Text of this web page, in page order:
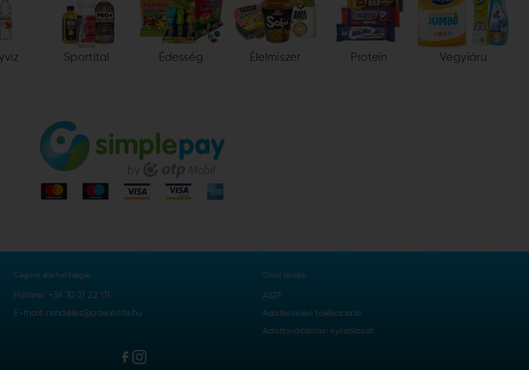
Sportital Édesség Élelmiszer Protein Vegyiáru
Cégünk elérhetőségei
Hotline: +36 70 21 22 111
E-mail: rendeles@powerlife.hu
Oldal térkép
ÁSZF
Adatkezelési tájékoztató
Adattovábbítási nyilatkozat